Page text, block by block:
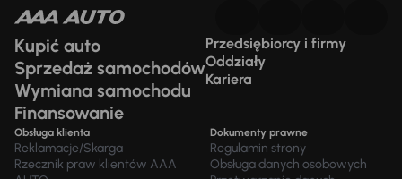
Kupić auto
Sprzedaż samochodów
Wymiana samochodu
Finansowanie
Przedsiębiorcy i firmy
Oddziały
Kariera
Obsługa klienta
Reklamacje/Skarga
Rzecznik praw klientów AAA
Dokumenty prawne
Regulamin strony
Obsługa danych osobowych